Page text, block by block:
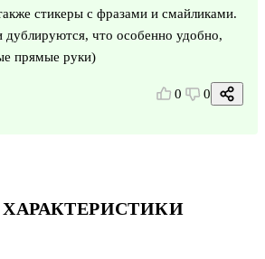
стикеры с фразами и смайликами.
дублируются, что особенно удобно,
прямые руки)
0 0